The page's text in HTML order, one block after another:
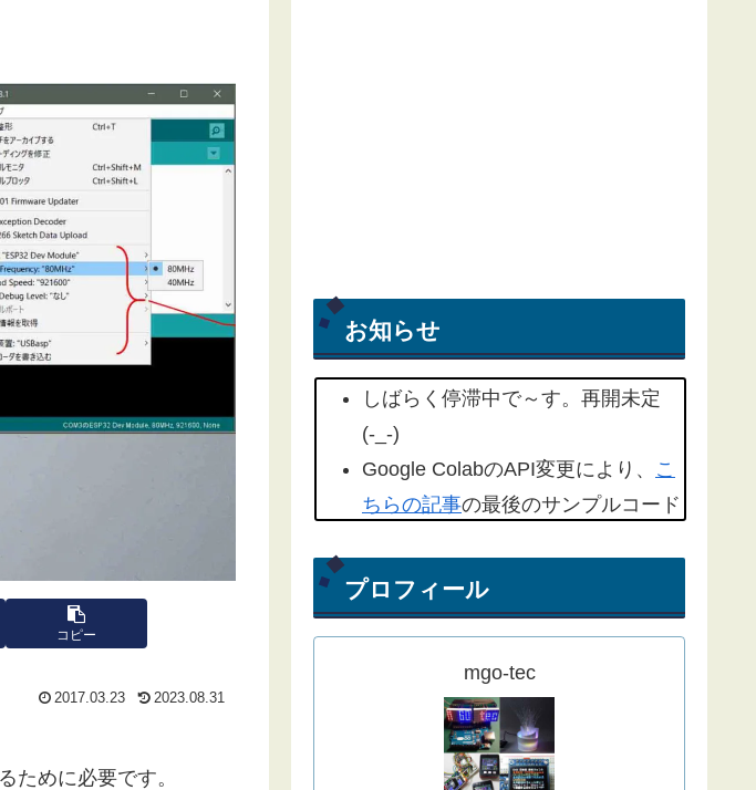
コピー
2017.03.23 2023.08.31
ために必要です。
お知らせ
しばらく停滞中で～す。再開未定
(-_-)
Google ColabのAPI変更により、 こ
ちらの記事の最後のサンプルコード
こちらの記事
庁天気予報に変更したものを追記し
(2022/09/02)
こちらの記事をYahoo天気から気象
庁天気予報に変更したものを追記し
プロフィール
mgo-tec